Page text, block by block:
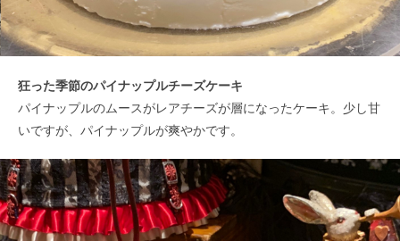
狂った季節のパイナップルチーズケーキ
パイナップルのムースがレアチーズが層になったケーキ。少し甘
いですが、パイナップルが爽やかです。